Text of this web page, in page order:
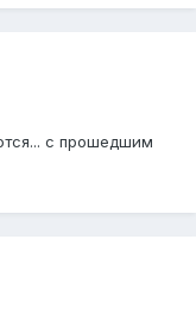
с прошедшим